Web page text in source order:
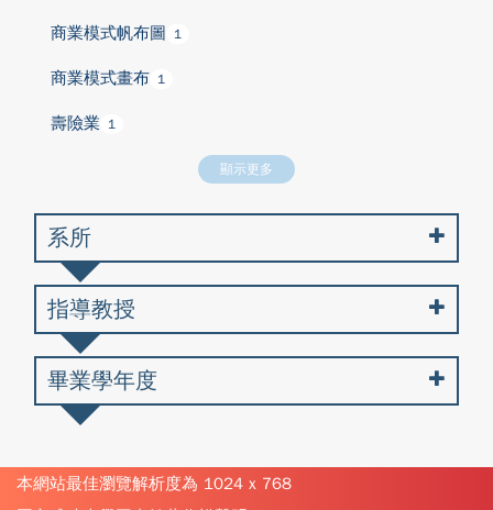
商業模式帆布圖 1
商業模式畫布 1
壽險業 1
顯示更多
系所
指導教授
畢業學年度
本網站最佳瀏覽解析度為 1024 x 768